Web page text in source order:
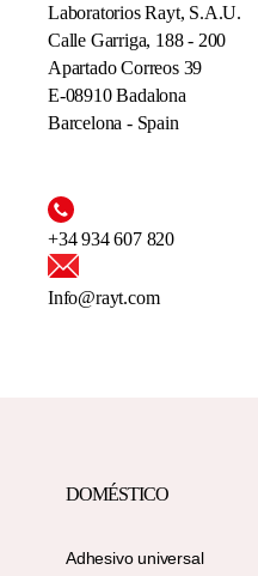
Laboratorios Rayt, S.A.U.
Calle Garriga, 188 - 200
Apartado Correos 39
E-08910 Badalona
Barcelona - Spain
+34 934 607 820
Info@rayt.com
DOMÉSTICO
Adhesivo universal